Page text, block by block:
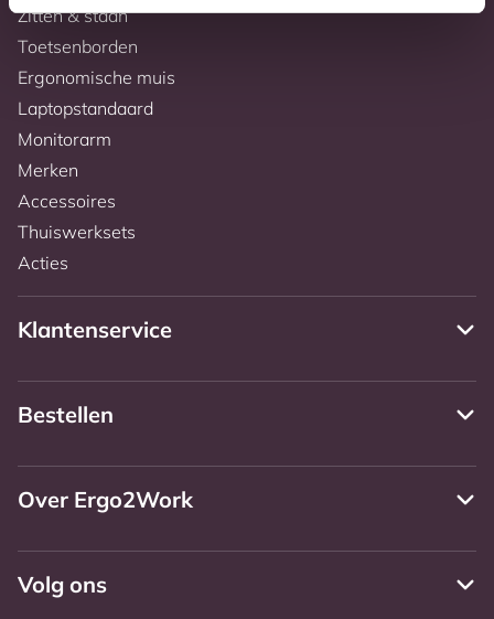
Zitten & staan
Toetsenborden
Ergonomische muis
Laptopstandaard
Monitorarm
Merken
Accessoires
Thuiswerksets
Acties
Klantenservice
Bestellen
Over Ergo2Work
Volg ons